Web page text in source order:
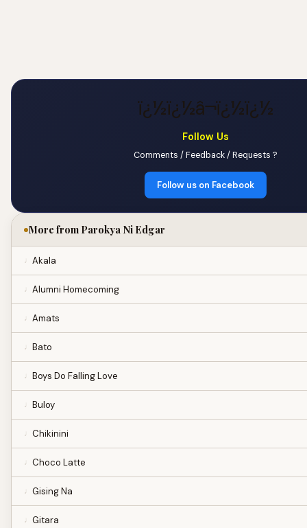
ï¿½ï¿½â¬ï¿½ï¿½
Follow Us
Comments / Feedback / Requests ?
Follow us on Facebook
More from Parokya Ni Edgar
Akala
Alumni Homecoming
Amats
Bato
Boys Do Falling Love
Buloy
Chikinini
Choco Latte
Gising Na
Gitara